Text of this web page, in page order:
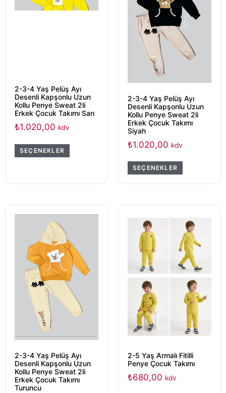
2-3-4 Yaş Pelüş Ayı
Desenli Kapşonlu Uzun
Kollu Penye Sweat 2li
Erkek Çocuk Takımı Sarı
₺1.020,00 kdv
SEÇENEKLER
2-3-4 Yaş Pelüş Ayı
Desenli Kapşonlu Uzun
Kollu Penye Sweat 2li
Erkek Çocuk Takımı
Siyah
₺1.020,00 kdv
SEÇENEKLER
2-3-4 Yaş Pelüş Ayı
Desenli Kapşonlu Uzun
Kollu Penye Sweat 2li
Erkek Çocuk Takımı
Turuncu
2-5 Yaş Armalı Fitilli
Penye Çocuk Takımı
₺680,00 kdv